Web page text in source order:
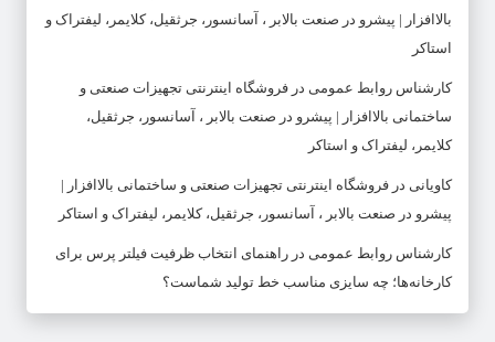
بالاافزار | پیشرو در صنعت بالابر ، آسانسور، جرثقیل، کلایمر، لیفتراک و
استاکر
کارشناس روابط عمومی در فروشگاه اینترنتی تجهیزات صنعتی و
ساختمانی بالاافزار | پیشرو در صنعت بالابر ، آسانسور، جرثقیل،
کلایمر، لیفتراک و استاکر
کاویانی در فروشگاه اینترنتی تجهیزات صنعتی و ساختمانی بالاافزار |
پیشرو در صنعت بالابر ، آسانسور، جرثقیل، کلایمر، لیفتراک و استاکر
کارشناس روابط عمومی در راهنمای انتخاب ظرفیت فیلتر پرس برای
کارخانه‌ها؛ چه سایزی مناسب خط تولید شماست؟